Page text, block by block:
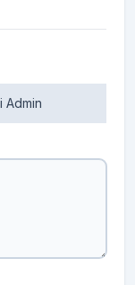
Admin